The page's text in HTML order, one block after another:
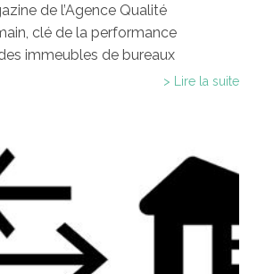
de l’Agence Qualité
clé de la performance
immeubles de bureaux
> Lire la suite